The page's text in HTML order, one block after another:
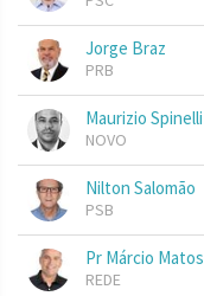
Jorge Braz
PRB
Maurizio Spinelli
NOVO
Nilton Salomão
PSB
Pr Márcio Matos
REDE